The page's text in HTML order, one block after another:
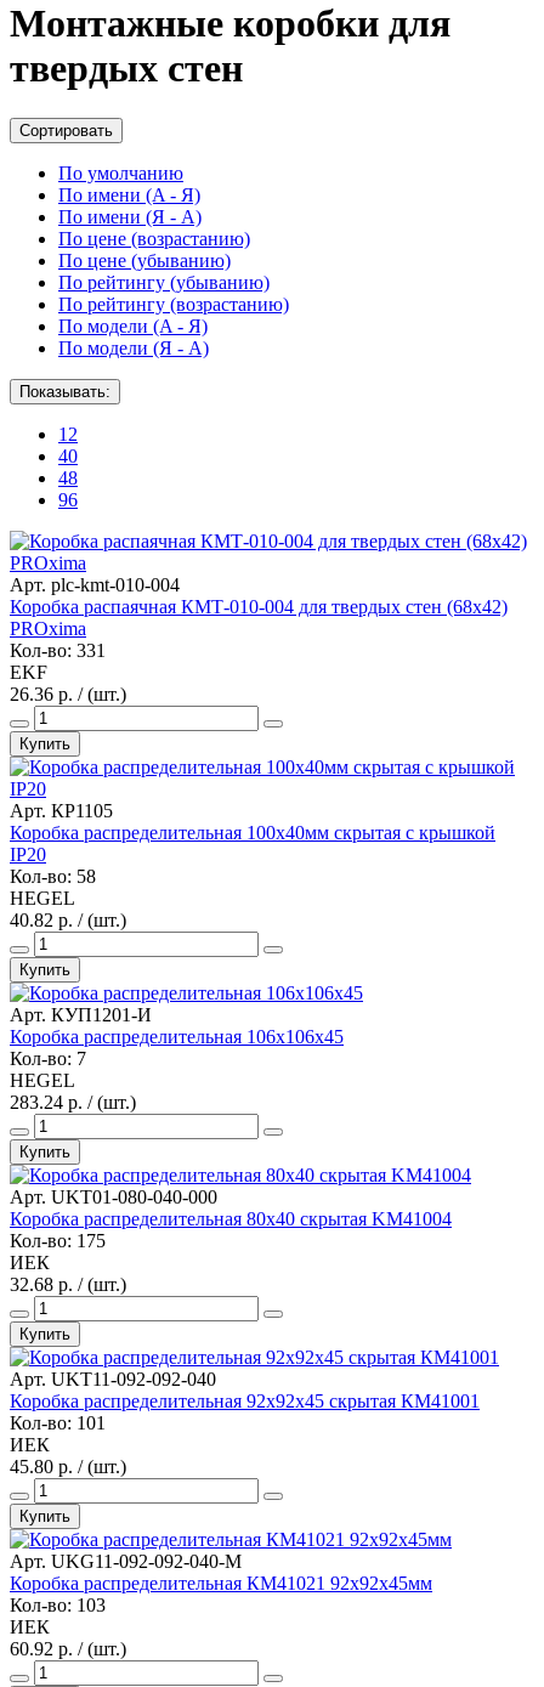
Монтажные коробки для
твердых стен
Сортировать
По умолчанию
По имени (A - Я)
По имени (Я - A)
По цене (возрастанию)
По цене (убыванию)
По рейтингу (убыванию)
По рейтингу (возрастанию)
По модели (A - Я)
По модели (Я - A)
Показывать:
12
40
48
96
Арт. plc-kmt-010-004
Коробка распаячная КМТ-010-004 для твердых стен (68х42)
PROxima
Кол-во: 331
EKF
26.36 р. / (шт.)
Купить
Арт. КР1105
Коробка распределительная 100х40мм скрытая с крышкой
IP20
Кол-во: 58
HEGEL
40.82 р. / (шт.)
Купить
Арт. КУП1201-И
Коробка распределительная 106х106х45
Кол-во: 7
HEGEL
283.24 р. / (шт.)
Купить
Арт. UKT01-080-040-000
Коробка распределительная 80x40 скрытая KM41004
Кол-во: 175
ИЕК
32.68 р. / (шт.)
Купить
Арт. UKT11-092-092-040
Коробка распределительная 92x92x45 скрытая КМ41001
Кол-во: 101
ИЕК
45.80 р. / (шт.)
Купить
Арт. UKG11-092-092-040-M
Коробка распределительная КМ41021 92х92х45мм
Кол-во: 103
ИЕК
60.92 р. / (шт.)